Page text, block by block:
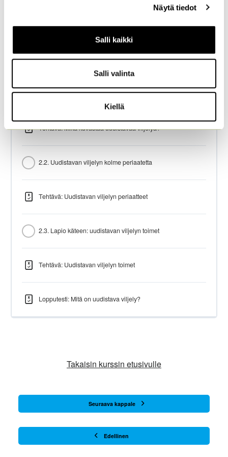
kerätty, kun olet käyttänyt heidän palvelujaan.Näytä tiedot
Salli kaikki
Salli valinta
Kiellä
0% SUORITETTU 0/3 vaihetta
2.1. Jotain uutta, jotain vanhaa, paljon elämää
Tehtävä: Mikä kuvastaa uudistavaa viljelyä?
2.2. Uudistavan viljelyn kolme periaatetta
Tehtävä: Uudistavan viljelyn periaatteet
2.3. Lapio käteen: uudistavan viljelyn toimet
Tehtävä: Uudistavan viljelyn toimet
Lopputesti: Mitä on uudistava viljely?
Edellinen
Takaisin kurssin etusivulle
Seuraava kappale